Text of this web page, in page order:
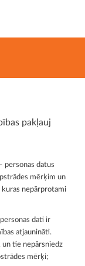
pakļauj
personas datus
mērķim un
kuras nepārprotami
dati ir
atjaunināti.
un tie nepārsniedz
mērķi;